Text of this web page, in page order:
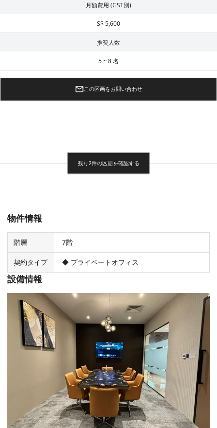
月額費用 (GST別)
S$ 5,600
推奨人数
5 ~ 8 名
この区画をお問い合わせ
残り2件の区画を確認する
物件情報
階層 7階
契約タイプ ◆ プライベートオフィス
設備情報